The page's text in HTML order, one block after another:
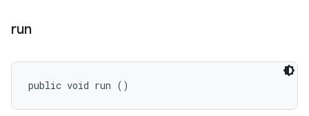
run
public void run ()